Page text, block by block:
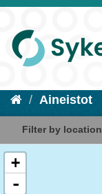
Aineistot
Filter by location
+
-